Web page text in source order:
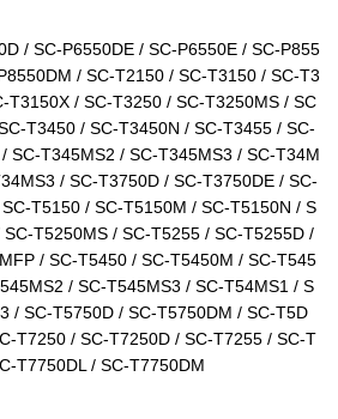
/ SC-P6550DE / SC-P6550E / SC-P855
/ SC-T2150 / SC-T3150 / SC-T3
T3150X / SC-T3250 / SC-T3250MS / SC
T3450 / SC-T3450N / SC-T3455 / SC-
SC-T345MS2 / SC-T345MS3 / SC-T34M
/ SC-T3750D / SC-T3750DE / SC-
T5150 / SC-T5150M / SC-T5150N / S
T5250MS / SC-T5255 / SC-T5255D /
/ SC-T5450 / SC-T5450M / SC-T545
/ SC-T545MS3 / SC-T54MS1 / S
/ SC-T5750D / SC-T5750DM / SC-T5D
T7250 / SC-T7250D / SC-T7255 / SC-T
T7750DL / SC-T7750DM